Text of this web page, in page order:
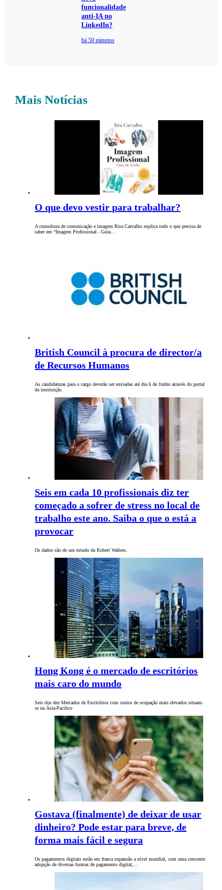
funcionalidade
anti-IA no
LinkedIn?
há 50 minutos
Mais Notícias
O que devo vestir para trabalhar?
A consultora de comunicação e imagem Rita Carvalho explica tudo o que precisa de
saber em “Imagem Profissional - Guia…
British Council à procura de director/a
de Recursos Humanos
As candidaturas para o cargo deverão ser enviadas até dia 6 de Junho através do portal
da instituição.
Seis em cada 10 profissionais diz ter
começado a sofrer de stress no local de
trabalho este ano. Saiba o que o está a
provocar
Os dados são de um estudo da Robert Walters.
Hong Kong é o mercado de escritórios
mais caro do mundo
Seis dos dez Mercados de Escritórios com custos de ocupação mais elevados situam-
se na Ásia-Pacifico
Gostava (finalmente) de deixar de usar
dinheiro? Pode estar para breve, de
forma mais fácil e segura
Os pagamentos digitais estão em franca expansão a nível mundial, com uma crescente
adopção de diversas formas de pagamento digital,…